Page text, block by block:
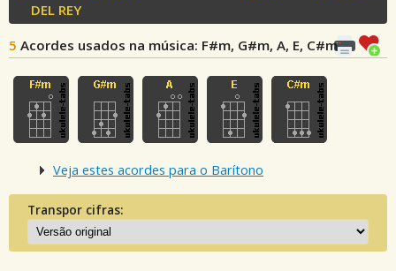
DEL REY
5 Acordes usados na música: F#m, G#m, A, E, C#m
Veja estes acordes para o Barítono
Transpor cifras: